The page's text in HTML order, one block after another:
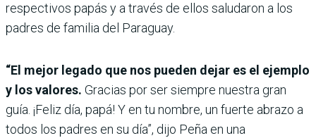
respectivos papás y a través de ellos saludaron a los
padres de familia del Paraguay.
“El mejor legado que nos pueden dejar es el ejemplo
y los valores. Gracias por ser siempre nuestra gran
guía. ¡Feliz día, papá! Y en tu nombre, un fuerte abrazo a
todos los padres en su día”, dijo Peña en una